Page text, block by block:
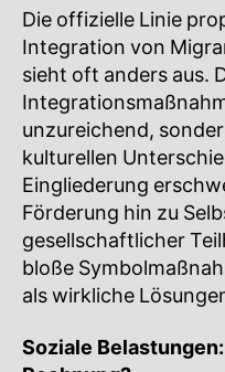
Die offizielle Linie
Integration von
sieht oft anders aus.
unzureichend,
kulturellen
Eingliederung
Förderung hin zu
gesellschaftlicher
bloße
als wirkliche
Soziale